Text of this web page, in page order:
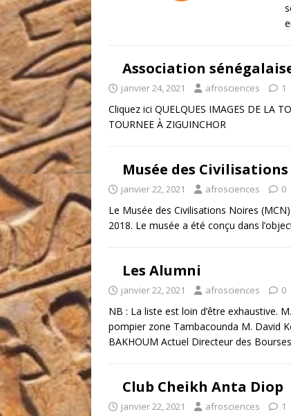
Association
janvier 24, 2021 afrosciences 1
Cliquez ici QUELQUES IMAGES DE LA
TOURNEE À ZIGUINCHOR
Musée des
janvier 22, 2021 afrosciences 0
Le Musée des Civilisations Noires
2018. Le musée a été conçu dans
Les Alumni
janvier 22, 2021 afrosciences 0
NB : La liste est loin d’être exhaustive.
pompier zone Tambacounda M. David
BAKHOUM Actuel Directeur des Bourses
Club Cheikh Anta Diop
janvier 22, 2021 afrosciences 1